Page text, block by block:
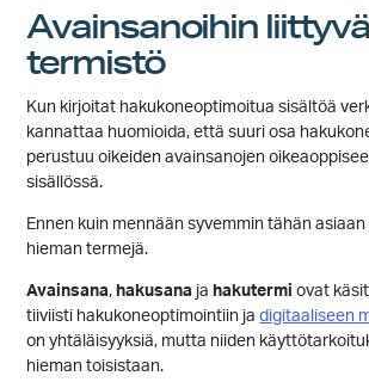
Avainsanoihin liittyvä
termistö
Kun kirjoitat hakukoneoptimoitua sisältöä
kannattaa huomioida, että suuri osa
perustuu oikeiden avainsanojen
sisällössä.
Ennen kuin mennään syvemmin tähän
hieman termejä.
Avainsana, hakusana ja hakutermi ovat
tiiviisti hakukoneoptimointiin jadigitaaliseen
on yhtäläisyyksiä, mutta niiden
hieman toisistaan.